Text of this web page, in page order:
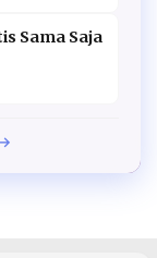
Sama Saja